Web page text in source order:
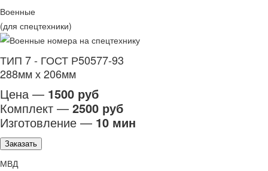
Военные
(для спецтехники)
ТИП 7 - ГОСТ Р50577-93
288мм х 206мм
Цена — 1500 руб
Комплект — 2500 руб
Изготовление — 10 мин
Заказать
МВД